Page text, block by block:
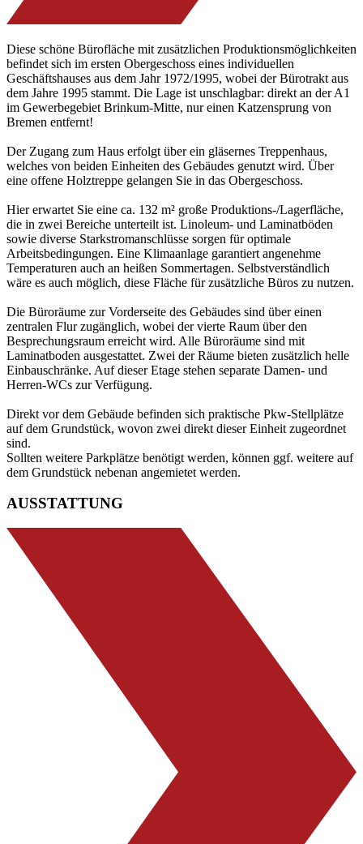
Diese schöne Bürofläche mit zusätzlichen Produktionsmöglichkeiten
befindet sich im ersten Obergeschoss eines individuellen
Geschäftshauses aus dem Jahr 1972/1995, wobei der Bürotrakt aus
dem Jahre 1995 stammt. Die Lage ist unschlagbar: direkt an der A1
im Gewerbegebiet Brinkum-Mitte, nur einen Katzensprung von
Bremen entfernt!
Der Zugang zum Haus erfolgt über ein gläsernes Treppenhaus,
welches von beiden Einheiten des Gebäudes genutzt wird. Über
eine offene Holztreppe gelangen Sie in das Obergeschoss.
Hier erwartet Sie eine ca. 132 m² große Produktions-/Lagerfläche,
die in zwei Bereiche unterteilt ist. Linoleum- und Laminatböden
sowie diverse Starkstromanschlüsse sorgen für optimale
Arbeitsbedingungen. Eine Klimaanlage garantiert angenehme
Temperaturen auch an heißen Sommertagen. Selbstverständlich
wäre es auch möglich, diese Fläche für zusätzliche Büros zu nutzen.
Die Büroräume zur Vorderseite des Gebäudes sind über einen
zentralen Flur zugänglich, wobei der vierte Raum über den
Besprechungsraum erreicht wird. Alle Büroräume sind mit
Laminatboden ausgestattet. Zwei der Räume bieten zusätzlich helle
Einbauschränke. Auf dieser Etage stehen separate Damen- und
Herren-WCs zur Verfügung.
Direkt vor dem Gebäude befinden sich praktische Pkw-Stellplätze
auf dem Grundstück, wovon zwei direkt dieser Einheit zugeordnet
sind.
Sollten weitere Parkplätze benötigt werden, können ggf. weitere auf
dem Grundstück nebenan angemietet werden.
AUSSTATTUNG